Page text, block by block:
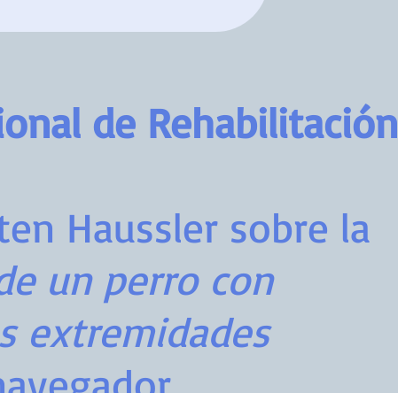
de Rehabilitación
Haussler sobre la
un perro con
extremidades